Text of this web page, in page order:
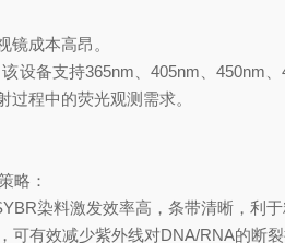
成本高昂。
设备支持365nm、405nm、450nm
程中的荧光观测需求。
略：
染料激发效率高，条带清晰，利于
可有效减少紫外线对DNA/RNA的断裂